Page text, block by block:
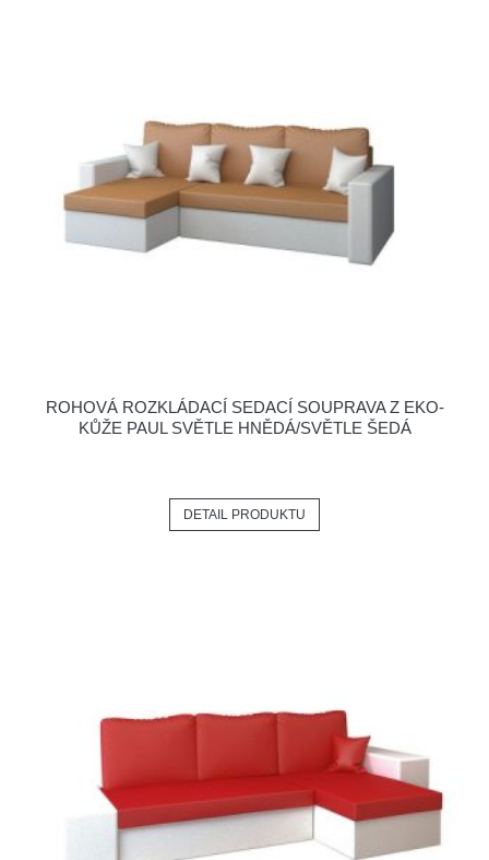
ROHOVÁ ROZKLÁDACÍ SEDACÍ SOUPRAVA Z EKO-
KŮŽE PAUL SVĚTLE HNĚDÁ/SVĚTLE ŠEDÁ
DETAIL PRODUKTU